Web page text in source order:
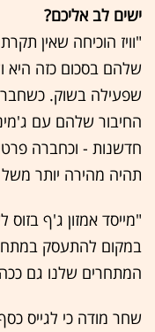
ישים לב אליכם?
"וויז הוכיחה שאין
שלהם בסכום כזה היא
שפעילה בשוק.
החיבור שלהם עם
חדשנות - וכחברה
תהיה מהירה יותר
"מייסד אמזון ג'ף
במקום להתעסק
המתחרים שלנו גם
שחר מודה כי לגייס